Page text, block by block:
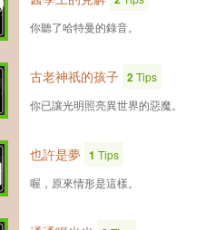
你聽了哈特曼的錄音。
古老神祇的孩子 2Tips
你已讓光明照亮異世界的惡魔。
也許是夢 1 Tips
喔，原來情形是這樣。